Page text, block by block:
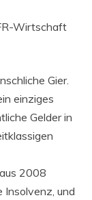
Wirtschaft
Gier.
einziges
Gelder in
2008
Insolvenz, und